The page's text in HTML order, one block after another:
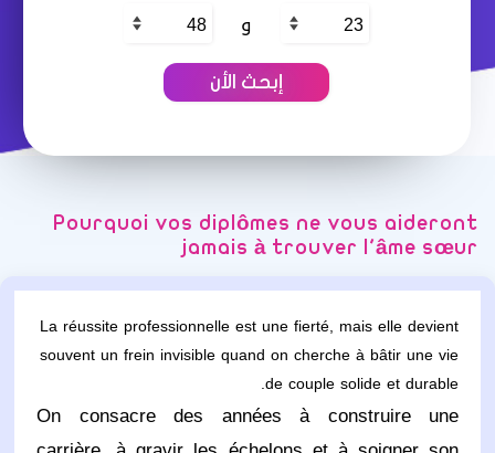
و
Pourquoi vos diplômes ne vous aideront
jamais à trouver l'âme sœur
La réussite professionnelle est une fierté, mais elle devient
souvent un frein invisible quand on cherche à bâtir une vie
de couple solide et durable.
On consacre des années à construire une